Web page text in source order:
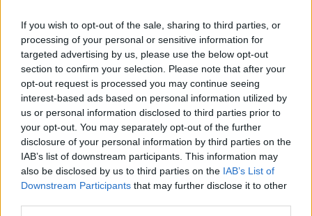
If you wish to opt-out of the sale, sharing to third parties, or
processing of your personal or sensitive information for
targeted advertising by us, please use the below opt-out
section to confirm your selection. Please note that after your
opt-out request is processed you may continue seeing
interest-based ads based on personal information utilized by
us or personal information disclosed to third parties prior to
your opt-out. You may separately opt-out of the further
disclosure of your personal information by third parties on the
IAB’s list of downstream participants. This information may
also be disclosed by us to third parties on the IAB’s List of
Downstream Participants that may further disclose it to other
Ακολουθήστε το E-Radio.gr στοGoogle News